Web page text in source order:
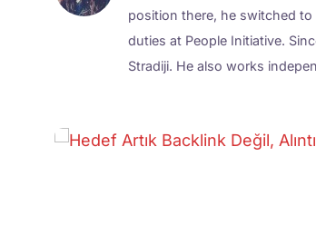
position there, he switched
duties at People Initiative.
Stradiji. He also works